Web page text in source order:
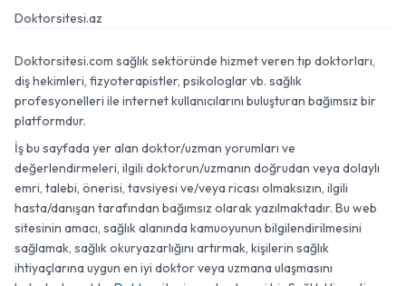
Doktorsitesi.az
Doktorsitesi.com sağlık sektöründe hizmet veren tıp doktorları,
diş hekimleri, fizyoterapistler, psikologlar vb. sağlık
profesyonelleri ile internet kullanıcılarını buluşturan bağımsız bir
platformdur.
İş bu sayfada yer alan doktor/uzman yorumları ve
değerlendirmeleri, ilgili doktorun/uzmanın doğrudan veya dolaylı
emri, talebi, önerisi, tavsiyesi ve/veya ricası olmaksızın, ilgili
hasta/danışan tarafından bağımsız olarak yazılmaktadır. Bu web
sitesinin amacı, sağlık alanında kamuoyunun bilgilendirilmesini
sağlamak, sağlık okuryazarlığını artırmak, kişilerin sağlık
ihtiyaçlarına uygun en iyi doktor veya uzmana ulaşmasını